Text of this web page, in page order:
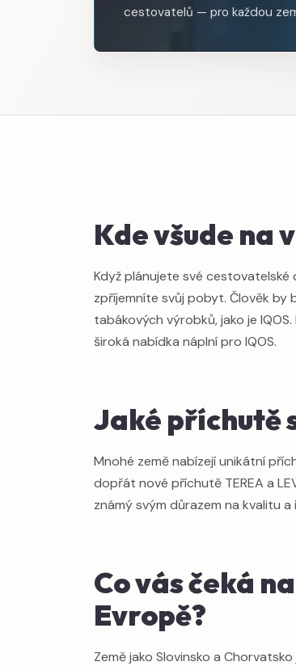
cestovatelů — pro každou
Kde všude na
Když plánujete své
zpříjemníte svůj pobyt. Člověk by
tabákových výrobků, jako je
široká nabídka náplní pro IQOS.
Jaké příchutě
Mnohé země nabízejí unikátní
dopřát nové příchutě TEREA a
známý svým důrazem na kvalitu
Co vás čeká
Evropě?
Země jako Slovinsko a